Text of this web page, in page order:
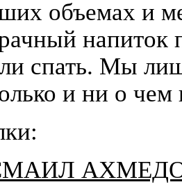
объемах и
спать. Мы
и ни о чем